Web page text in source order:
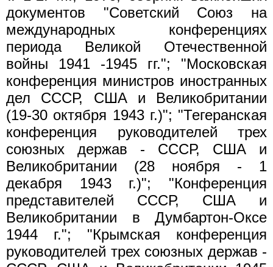
документов "Советский Союз на
международных конференциях
периода Великой Отечественной
войны 1941 -1945 гг."; "Московская
конференция министров иностранных
дел СССР, США и Великобритании
(19-30 октября 1943 г.)"; "Тегеранская
конференция руководителей трех
союзных держав - СССР, США и
Великобритании (28 ноября - 1
декабря 1943 г.)"; "Конференция
представителей СССР, США и
Великобритании в Думбартон-Оксе
1944 г."; "Крымская конференция
руководителей трех союзных держав -